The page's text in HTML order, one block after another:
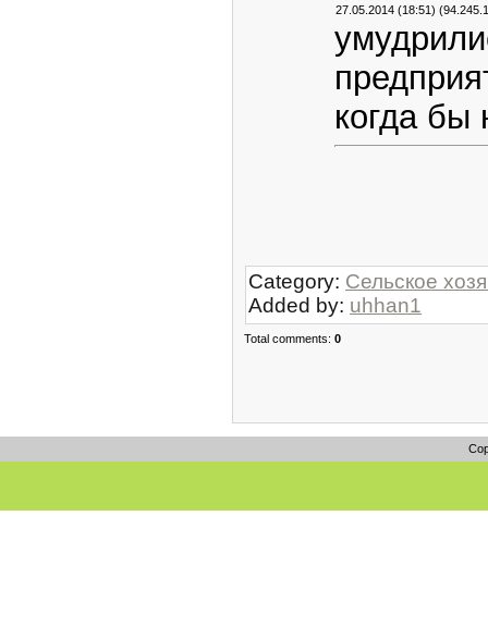
27.05.2014 (18:51)
когда бы
Category: Сельское
Added by: uhhan1
Total comments: 0